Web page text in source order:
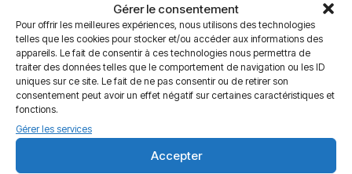
Gérer le consentement
Pour offrir les meilleures expériences, nous utilisons des technologies
telles que les cookies pour stocker et/ou accéder aux informations des
appareils. Le fait de consentir à ces technologies nous permettra de
traiter des données telles que le comportement de navigation ou les ID
uniques sur ce site. Le fait de ne pas consentir ou de retirer son
consentement peut avoir un effet négatif sur certaines caractéristiques et
fonctions.
Gérer les services
Accepter
Les lentilles de contact hypermetrope sont fabriquées en matériau
hydrogel souple, ce qui leur permet de rester flexibles pour une
insertion et un retrait faciles dans votre œil.
Ces lentilles offrent une excellente vision de loin et une meilleure
vision de près sans sacrifier le confort ou la commodité. Les lentilles
pour hypermetrope sont dotées d'un revêtement antireflet qui
revêtement hydrophile qui aide à lubrifier l'œil afin de maintenir le
confort tout au long de la journée.
Livraison offerte à partir de 120€
Paiements sécurisés
Service client